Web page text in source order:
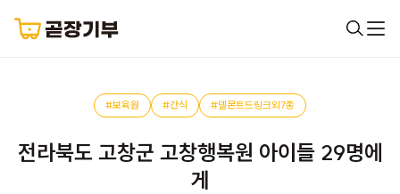
#보육원 #간식 #델몬트드링크외7종
전라북도 고창군 고창행복원 아이들 29명에
게